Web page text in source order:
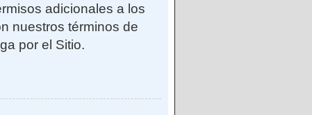
adicionales a los
nuestros términos de
por el Sitio.